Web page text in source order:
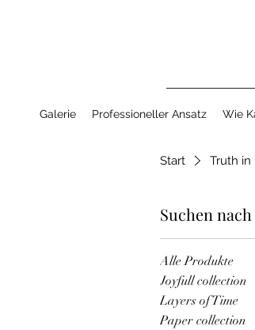
Galerie Professioneller Ansatz Wie
Start Truth in
Suchen nach
Alle Produkte
Joyfull collection
Layers of Time
Paper collection